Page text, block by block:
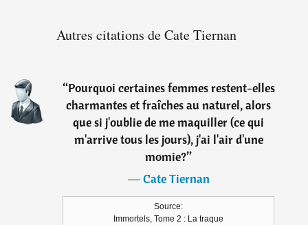
Autres citations de Cate Tiernan
“Pourquoi certaines femmes restent-elles
charmantes et fraîches au naturel, alors
que si j'oublie de me maquiller (ce qui
m'arrive tous les jours), j'ai l'air d'une
momie?”
―Cate Tiernan
Source:
Immortels, Tome 2 : La traque